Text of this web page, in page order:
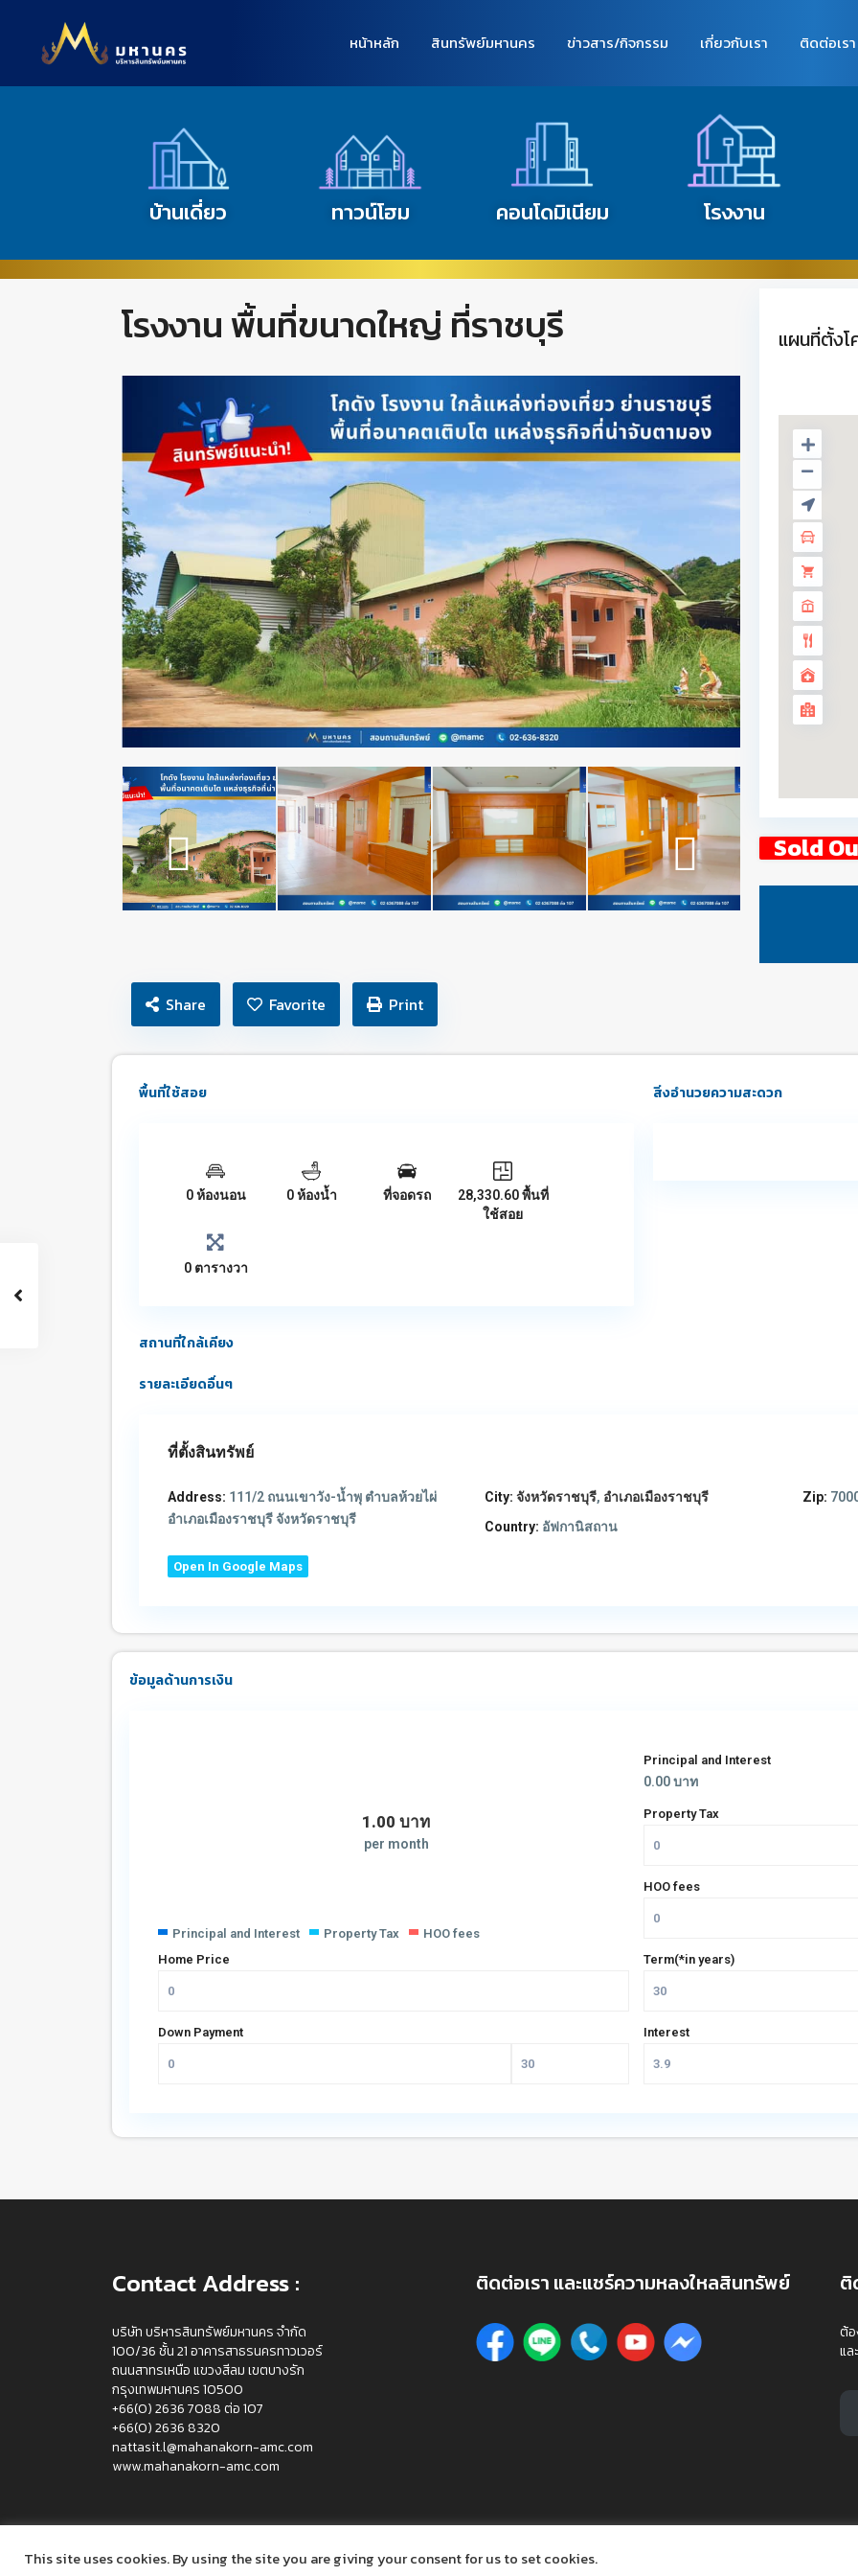
หน้าหลัก สินทรัพย์มหานคร ข่าวสาร/กิจกรรม เกี่ยวกับเรา ติดต่อเรา
บ้านเดี่ยว ทาวน์โฮม คอนโดมิเนียม โรงงาน
โรงงาน พื้นที่ขนาดใหญ่ ที่ราชบุรี แผนที่ตั้งโ
Sold
Share Favorite Print
พื้นที่ใช้สอย สิ่งอำนวยความสะดวก
0 ห้องนอน 0 ห้องน้ำ ที่จอดรถ
28,330.60 พื้นที่
ใช้สอย
0 ตารางวา
สถานที่ใกล้เคียง
รายละเอียดอื่นๆ
ที่ตั้งสินทรัพย์
Address: 111/2 ถนนเขาวัง-น้ำพุ ตำบลห้วยไผ่
อำเภอเมืองราชบุรี จังหวัดราชบุรี
City: จังหวัดราชบุรี, อำเภอเมืองราชบุรี Zip:
Country: อัฟกานิสถาน
Open In Google Maps
ข้อมูลด้านการเงิน
1.00 บาท
per month
Principal and Interest Property Tax HOO fees
Principal and Interest
0.00บาท
Property Tax
HOO fees
Home Price
Down Payment
Term(*in years)
Interest
Contact Address :
บริษัท บริหารสินทรัพย์มหานคร จำกัด
100/36 ชั้น 21 อาคารสาธรนครทาวเวอร์
ถนนสาทรเหนือ แขวงสีลม เขตบางรัก
กรุงเทพมหานคร 10500
+66(0) 2636 7088 ต่อ 107
+66(0) 2636 8320
nattasit.l@mahanakorn-amc.com
www.mahanakorn-amc.com
ติดต่อเรา และแชร์ความหลงใหลสินทรัพย์ ติ
ต้อ
แล
Copyright Mahanakorn 2021-2022. All Rights Reserved.
This site uses cookies. By using the site you are giving your consent for us to set cookies.